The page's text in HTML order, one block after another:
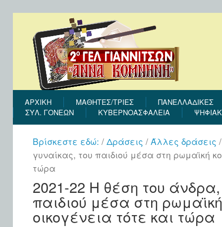
ΑΡΧΙΚΉ ΜΑΘΗΤΕΣ/ΤΡΙΕΣ
ΠΑΝΕΛΛΑΔΙΚΕΣ
ΣΎΛ. ΓΟΝΈΩΝ
ΚΥΒΕΡΝΟΑΣΦΑΛΕΙΑ
Βρίσκεστε εδώ: / Δράσεις / Άλλες δράσεις
γυναίκας, του παιδιού μέσα στη ρωμαϊκή
τώρα
2021-22 Η θέση του
παιδιού μέσα στη
οικογένεια τότε και τώρα